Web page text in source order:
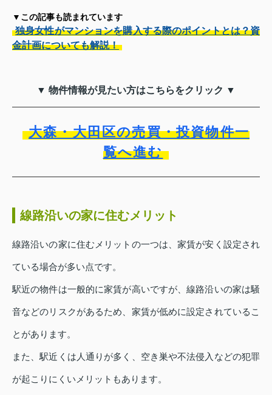
▼この記事も読まれています
独身女性がマンションを購入する際のポイントとは？資
金計画についても解説！
▼ 物件情報が見たい方はこちらをクリック ▼
大森・大田区の売買・投資物件一
覧へ進む
線路沿いの家に住むメリット
線路沿いの家に住むメリットの一つは、家賃が安く設定され
ている場合が多い点です。
駅近の物件は一般的に家賃が高いですが、線路沿いの家は騒
音などのリスクがあるため、家賃が低めに設定されているこ
とがあります。
また、駅近くは人通りが多く、空き巣や不法侵入などの犯罪
が起こりにくいメリットもあります。